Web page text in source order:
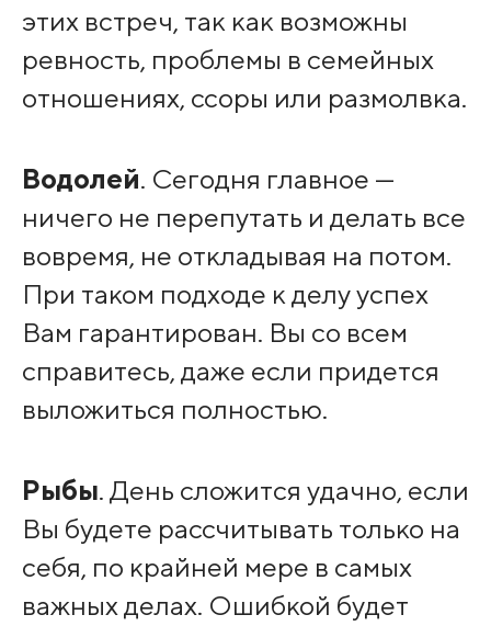
этих встреч, так как возможны
ревность, проблемы в семейных
отношениях, ссоры или размолвка.
Водолей. Сегодня главное —
ничего не перепутать и делать все
вовремя, не откладывая на потом.
При таком подходе к делу успех
Вам гарантирован. Вы со всем
справитесь, даже если придется
выложиться полностью.
Рыбы. День сложится удачно, если
Вы будете рассчитывать только на
себя, по крайней мере в самых
важных делах. Ошибкой будет